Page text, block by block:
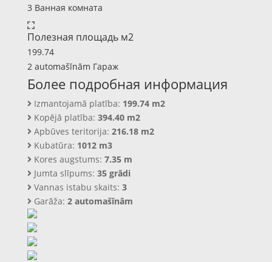
3 Ванная комната
Полезная площадь м2
199.74
2 automašīnām Гараж
Более подробная информация
Izmantojamā platība: 199.74 m2
Kopējā platība: 394.40 m2
Apbūves teritorija: 216.18 m2
Kubatūra: 1012 m3
Kores augstums: 7.35 m
Jumta slīpums: 35 grādi
Vannas istabu skaits: 3
Garāža: 2 automašīnām